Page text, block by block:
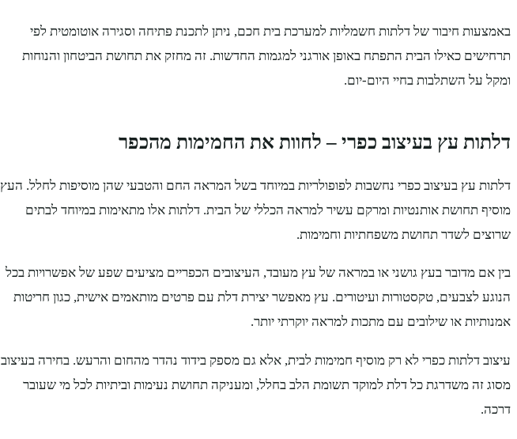
באמצעות חיבור של דלתות חשמליות למערכת בית חכם, ניתן לתכנת פתיחה וסגירה אוטומטית לפי
תרחישים כאילו הבית התפתח באופן אורגני למגמות החדשות. זה מחזק את תחושת הביטחון והנוחות
ומקל על השתלבות בחיי היום-יום.
דלתות עץ בעיצוב כפרי – לחוות את החמימות מהכפר
דלתות עץ בעיצוב כפרי נחשבות לפופולריות במיוחד בשל המראה החם והטבעי שהן מוסיפות לחלל. העץ
מוסיף תחושת אותנטיות ומרקם עשיר למראה הכללי של הבית. דלתות אלו מתאימות במיוחד לבתים
שרוצים לשדר תחושת משפחתיות וחמימות.
בין אם מדובר בעץ גושני או במראה של עץ מעובד, העיצובים הכפריים מציעים שפע של אפשרויות בכל
הנוגע לצבעים, טקסטורות ועיטורים. עץ מאפשר יצירת דלת עם פרטים מותאמים אישית, כגון חריטות
אמנותיות או שילובים עם מתכות למראה יוקרתי יותר.
עיצוב דלתות כפרי לא רק מוסיף חמימות לבית, אלא גם מספק בידוד נהדר מהחום והרעש. בחירה בעיצוב
מסוג זה משדרגת כל דלת למוקד תשומת הלב בחלל, ומעניקה תחושת נעימות וביתיות לכל מי שעובר
דרכה.